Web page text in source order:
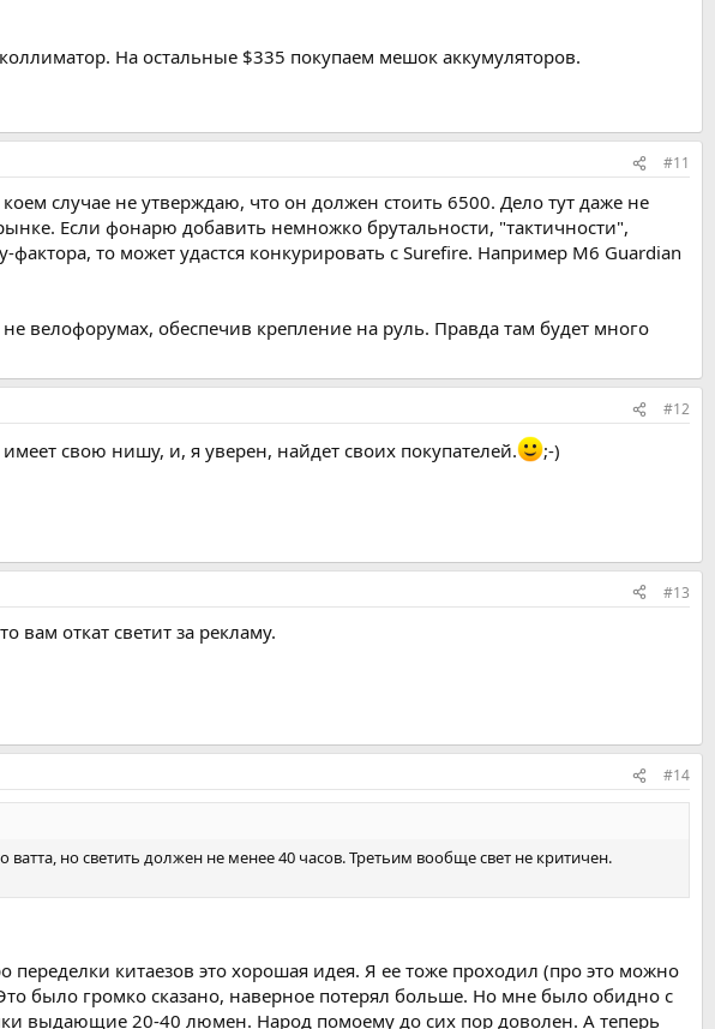
На остальные $335 покупаем мешок аккумуляторов.
#11
случае не утверждаю, что он должен стоить 6500. Дело тут даже не
Если фонарю добавить немножко брутальности, "тактичности",
то может удастся конкурировать с Surefire. Например M6 Guardian
велофорумах, обеспечив крепление на руль. Правда там будет много
#12
свою нишу, и, я уверен, найдет своих покупателей. ;-)
#13
вам откат светит за рекламу.
#14
но светить должен не менее 40 часов. Третьим вообще свет не критичен.
переделки китаезов это хорошая идея. Я ее тоже проходил (про это можно
было громко сказано, наверное потерял больше. Но мне было обидно с
выдающие 20-40 люмен. Народ помоему до сих пор доволен. А теперь